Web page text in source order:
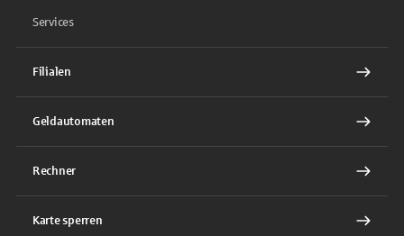
Services
Filialen
Geldautomaten
Rechner
Karte sperren